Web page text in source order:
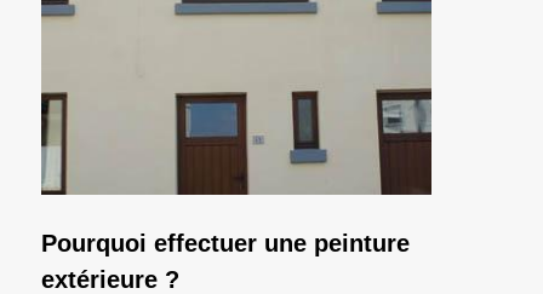
Pourquoi effectuer une peinture
extérieure ?